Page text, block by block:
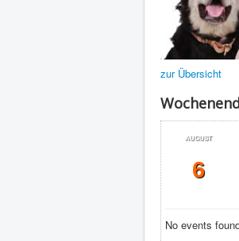
zur Übersicht
AUGUST
6
No events